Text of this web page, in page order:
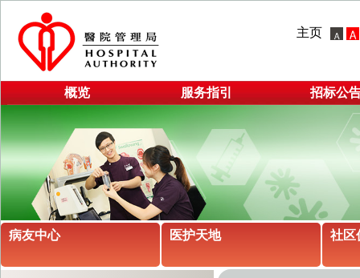
主页
概览 服务指引 招标公
病友中心 医护天地 社区